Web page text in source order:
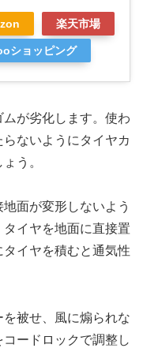
楽天市場
ショッピング
が劣化します。使わ
ないようにタイヤカ
う。
面が変形しないよう
イヤを地面に直接置
イヤを積むと通気性
被せ、風に煽られな
ードロックで調整し